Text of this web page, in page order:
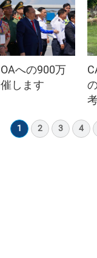
への900万
します
1 2 3 4